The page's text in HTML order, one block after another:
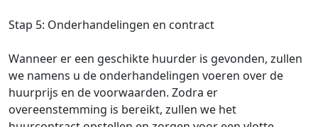
Stap 5: Onderhandelingen en contract
Wanneer er een geschikte huurder is gevonden, zullen
we namens u de onderhandelingen voeren over de
huurprijs en de voorwaarden. Zodra er
overeenstemming is bereikt, zullen we het